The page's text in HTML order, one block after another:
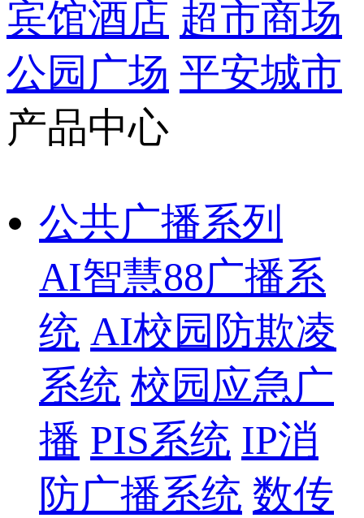
宾馆酒店 超市商场
公园广场 平安城市
产品中心
公共广播系列
AI智慧88广播系
统 AI校园防欺凌
系统 校园应急广
播 PIS系统 IP消
防广播系统 数传